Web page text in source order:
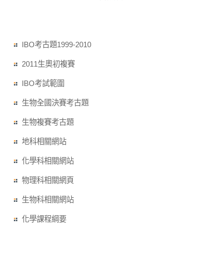
IBO考古題1999-2010
2011生奧初複賽
IBO考試範圍
生物全國決賽考古題
生物複賽考古題
地科相關網站
化學科相關網站
物理科相關網頁
生物科相關網站
化學課程綱要